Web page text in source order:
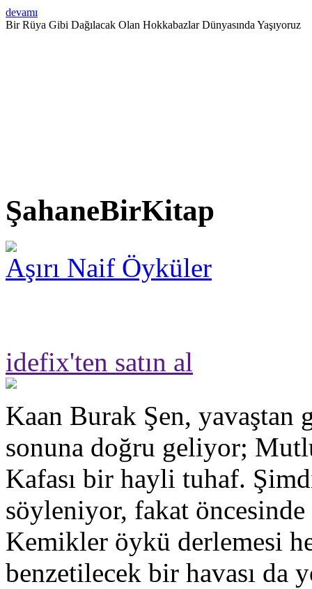
devamı
Bir Rüya Gibi Dağılacak Olan Hokkabazlar Dünyasında Yaşıyoruz
ŞahaneBirKitap
Aşırı Naif Öyküler
idefix'ten satın al
Kaan Burak Şen, yavaştan
sonuna doğru geliyor;
Kafası bir hayli tuhaf.
söyleniyor, fakat
Kemikler öykü derlemesi
benzetilecek bir havası da